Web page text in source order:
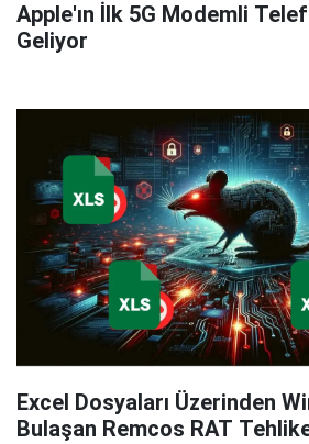
Apple'ın İlk 5G Modemli
Geliyor
Excel Dosyaları Üzerinden
Bulaşan Remcos RAT